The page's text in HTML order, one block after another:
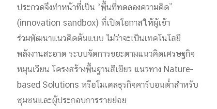
ประกวดจึงทำหน้าที่เป็น “พื้นที่ทดลองความคิด”
(innovation sandbox) ที่เปิดโอกาสให้ผู้เข้า
ร่วมพัฒนาแนวคิดต้นแบบ ไม่ว่าจะเป็นเทคโนโลยี
พลังงานสะอาด ระบบจัดการขยะตามแนวคิดเศรษฐกิจ
หมุนเวียน โครงสร้างพื้นฐานสีเขียว แนวทาง Nature-
based Solutions หรือโมเดลธุรกิจคาร์บอนต่ำสำหรับ
ชุมชนและผู้ประกอบการรายย่อย